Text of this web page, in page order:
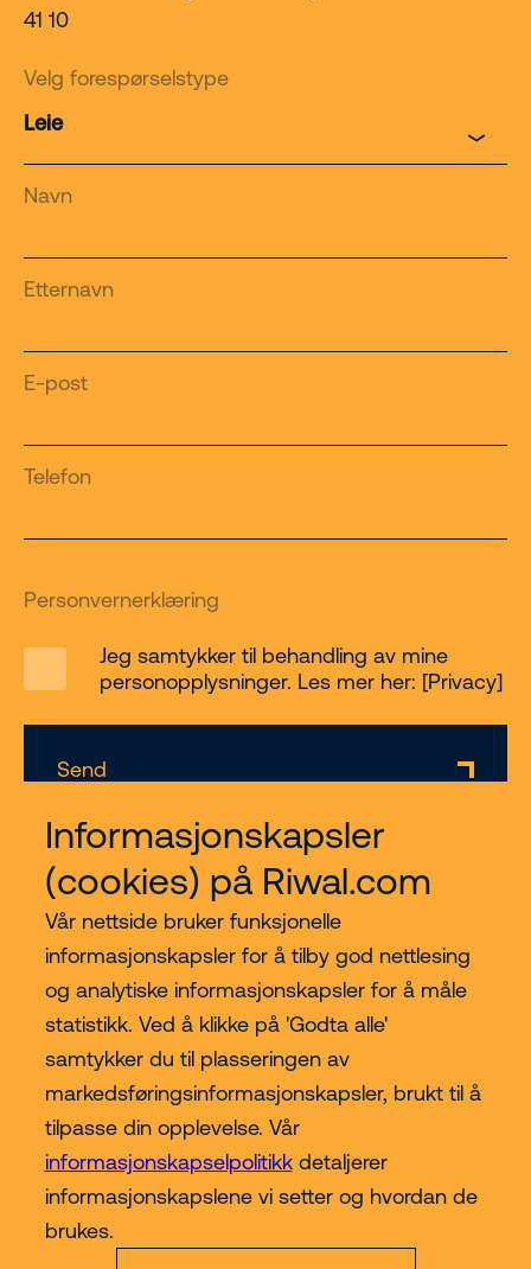
Informasjonskapsler
(cookies) på Riwal.com
Vår nettside bruker funksjonelle
informasjonskapsler for å tilby god nettlesing
og analytiske informasjonskapsler for å måle
statistikk. Ved å klikke på 'Godta alle'
samtykker du til plasseringen av
markedsføringsinformasjonskapsler, brukt til å
tilpasse din opplevelse. Vår
informasjonskapselpolitikkdetaljerer
informasjonskapslene vi setter og hvordan de
brukes.
41 10
Velg forespørselstype
Navn
Etternavn
E-post
Telefon
Personvernerklæring
Jeg samtykker til behandling av mine
personopplysninger. Les mer her: [Privacy]
Send
Kjøp hos Riwal Norge
Contact
Mer